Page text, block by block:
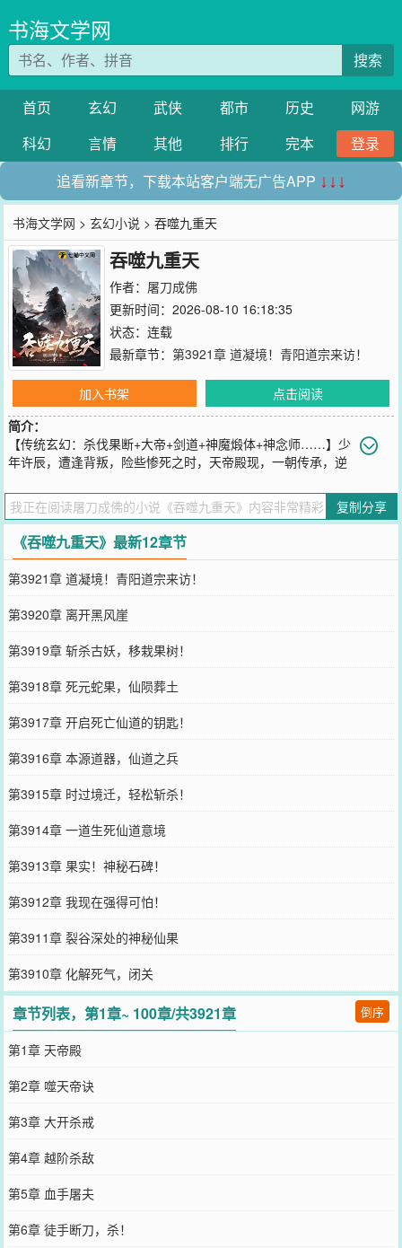
书海文学网
搜索
首页 玄幻 武侠 都市 历史
网游
科幻
言情 其他 排行 完本
登录
追看新章节，下载本站客户端无广告APP ↓↓↓
书海文学网 >玄幻小说 > 吞噬九重天
吞噬九重天
作者： 屠刀成佛
更新时间：2026-08-10 16:18:35
状态：连载
最新章节： 第3921章 道凝境！青阳道宗来访！
加入书架
点击阅读
简介：
【传统玄幻：杀伐果断+大帝+剑道+神魔煅体+神念师……】少
年许辰，遭逢背叛，险些惨死之时，天帝殿现，一朝传承，逆
有绝世大帝传承。镇古绝今的噬天大帝。《吞噬帝诀》，噬天噬地噬
万物，练至大成，连大道都可吞噬。战天斗地的战天大帝。《战天
诀》，天战斗地，盖世无敌，练到大成，战力提升256倍，拳破寰
宇，弹指灭星辰。气吞寰宇的黄泉大帝。惊才绝艳的虚空大帝。……
您要是觉得《 吞噬九重天》还不错的话请不要忘记向您QQ群和微博微
信里的朋友推荐哦！
复制分享
《吞噬九重天》最新12章节
第3921章 道凝境！青阳道宗来访！
第3920章 离开黑风崖
第3919章 斩杀古妖，移栽果树！
第3918章 死元蛇果，仙陨葬土
第3917章 开启死亡仙道的钥匙！
第3916章 本源道器，仙道之兵
第3915章 时过境迁，轻松斩杀！
第3914章 一道生死仙道意境
第3913章 果实！神秘石碑！
第3912章 我现在强得可怕！
第3911章 裂谷深处的神秘仙果
第3910章 化解死气，闭关
章节列表，第1章~ 100章/共3921章 倒序
第1章 天帝殿
第2章 噬天帝诀
第3章 大开杀戒
第4章 越阶杀敌
第5章 血手屠夫
第6章 徒手断刀，杀！